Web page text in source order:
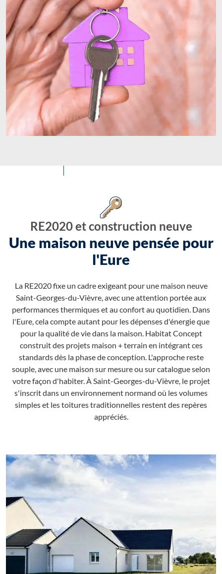
RE2020 et construction neuve
Une maison neuve pensée pour
l'Eure
La RE2020 fixe un cadre exigeant pour une maison neuve
Saint-Georges-du-Vièvre, avec une attention portée aux
performances thermiques et au confort au quotidien. Dans
l'Eure, cela compte autant pour les dépenses d'énergie que
pour la qualité de vie dans la maison. Habitat Concept
construit des projets maison + terrain en intégrant ces
standards dès la phase de conception. L'approche reste
souple, avec une maison sur mesure ou sur catalogue selon
votre façon d'habiter. À Saint-Georges-du-Vièvre, le projet
s'inscrit dans un environnement normand où les volumes
simples et les toitures traditionnelles restent des repères
appréciés.